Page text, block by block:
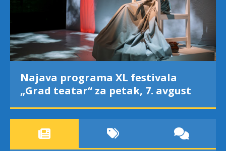
Najava programa XL festivala
„Grad teatar“ za petak, 7. avgust